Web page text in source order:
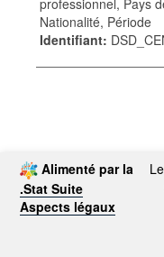
âge,
démographie
professionnel, Pays
Nationalité, Période
Identifiant:
Alimenté par la
.Stat Suite
Aspects légaux